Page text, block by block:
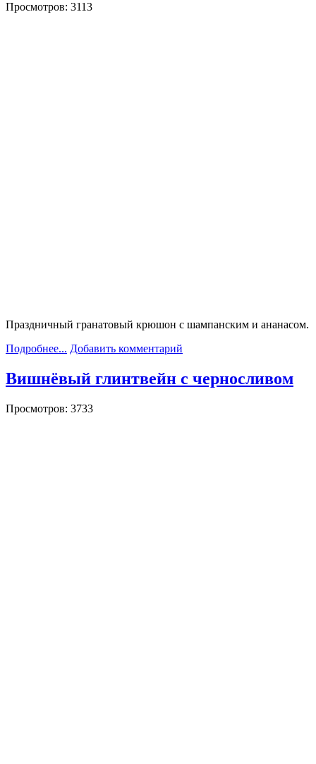
Просмотров: 3113
Праздничный гранатовый крюшон с шампанским и ананасом.
Подробнее... Добавить комментарий
Вишнёвый глинтвейн с черносливом
Просмотров: 3733